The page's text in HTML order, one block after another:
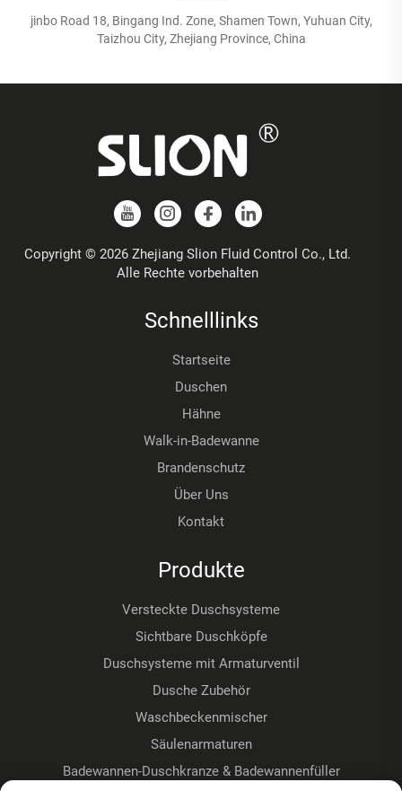
jinbo Road 18, Bingang Ind. Zone, Shamen Town, Yuhuan City,
Taizhou City, Zhejiang Province, China
Copyright © 2026 Zhejiang Slion Fluid Control Co., Ltd.
Alle Rechte vorbehalten
Schnelllinks
Startseite
Duschen
Hähne
Walk-in-Badewanne
Brandenschutz
Über Uns
Kontakt
Produkte
Versteckte Duschsysteme
Sichtbare Duschköpfe
Duschsysteme mit Armaturventil
Dusche Zubehör
Waschbeckenmischer
Säulenarmaturen
Badewannen-Duschkranze & Badewannenfüller